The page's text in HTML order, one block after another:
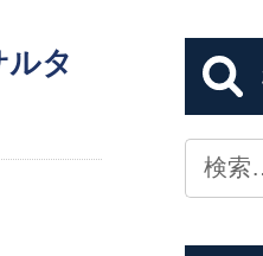
ルタ